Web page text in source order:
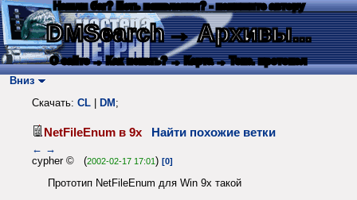
Нашли баг? Есть пожелания? - напишите автору
DMSearch→ Архивы...
О сайте → Как искать? → Карта → Текс. протокол
Вниз
Скачать: CL DM ;
NetFileEnum в 9x Найти похожие ветки
← →
cypher © (2002-02-17 17:01) [0]
Прототип NetFileEnum для Win 9x такой